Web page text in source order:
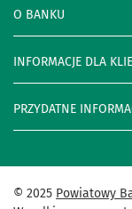
O BANKU
INFORMACJE DLA
PRZYDATNE
© 2025 Powiatowy